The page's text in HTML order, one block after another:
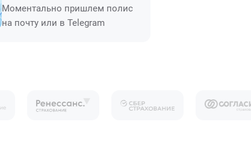
Моментально пришлем полис
на почту или в Telegram